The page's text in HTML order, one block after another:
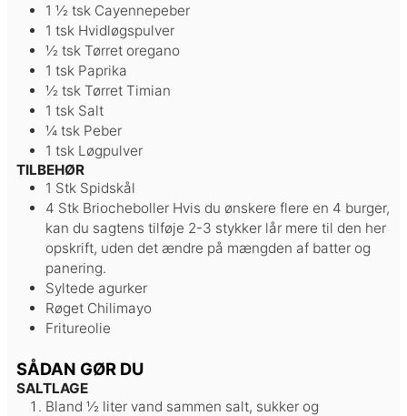
1 ½ tsk Cayennepeber
1 tsk Hvidløgspulver
½ tsk Tørret oregano
1 tsk Paprika
½ tsk Tørret Timian
1 tsk Salt
¼ tsk Peber
1 tsk Løgpulver
TILBEHØR
1 Stk Spidskål
4 Stk Briocheboller Hvis du ønskere flere en 4 burger,
kan du sagtens tilføje 2-3 stykker lår mere til den her
opskrift, uden det ændre på mængden af batter og
panering.
Syltede agurker
Røget Chilimayo
Fritureolie
SÅDAN GØR DU
SALTLAGE
Bland ½ liter vand sammen salt, sukker og